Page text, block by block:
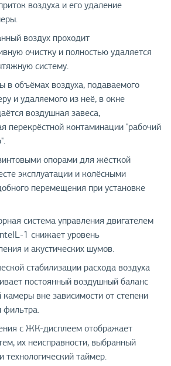
воздуха и его удаление
воздух проходит
очистку и полностью удаляется
систему.
в объёмах воздуха, подаваемого
и удаляемого из неё, в окне
воздушная завеса,
перекрёстной контаминации "рабочий
опорами для жёсткой
эксплуатации и колёсными
перемещения при установке
система управления двигателем
1 снижает уровень
и акустических шумов.
стабилизации расхода воздуха
постоянный воздушный баланс
камеры вне зависимости от степени
фильтра.
с ЖК-дисплеем отображает
их неисправности, выбранный
таймер.